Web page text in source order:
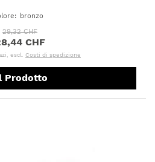
: bronzo
29,32 CHF
CHF
escl. Costi di spedizione
Prodotto